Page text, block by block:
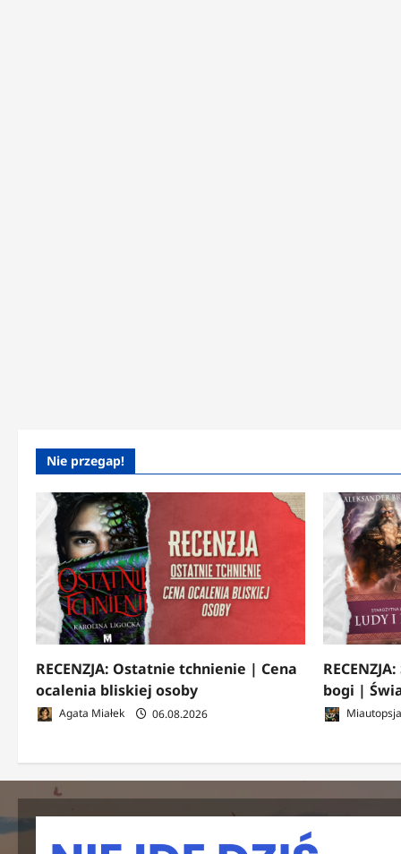
Nie przegap!
RECENZJA: Ostatnie tchnienie | Cena
ocalenia bliskiej osoby
Agata Miałek 06.08.2026
bogi |
Miautopsja